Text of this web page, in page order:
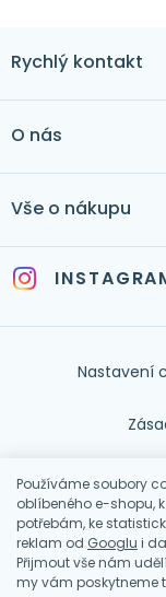
Rychlý kontakt
O nás
Služby
Vše o nákupu
Nastavení
Používáme soubory
oblíbeného e-shopu,
potřebám, ke
reklam od Googlu i
Přijmout vše nám
my vám poskytneme